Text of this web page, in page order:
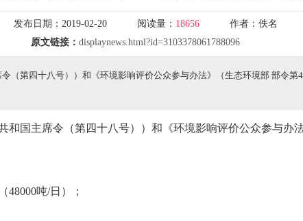
发布日期： 2019-02-20 阅读量： 18656 作者： 佚名
原文链接： displaynews.html?id=3103378061788096
（第四十八号））和《环境影响评价公众参与办法》（生态环境部 部令
和国主席令（第四十八号））和《环境影响评价公众参与办
48000吨/日）；